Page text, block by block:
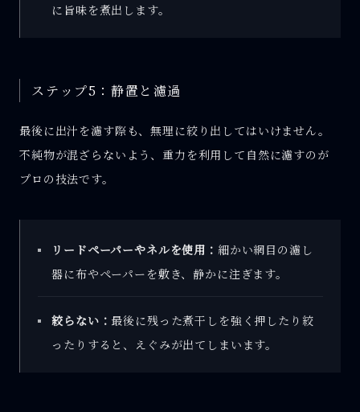
に旨味を煮出します。
ステップ5：静置と濾過
最後に出汁を濾す際も、無理に絞り出してはいけません。
不純物が混ざらないよう、重力を利用して自然に濾すのが
プロの技法です。
リードペーパーやネルを使用： 細かい網目の濾し
器に布やペーパーを敷き、静かに注ぎます。
絞らない：最後に残った煮干しを強く押したり絞
ったりすると、えぐみが出てしまいます。